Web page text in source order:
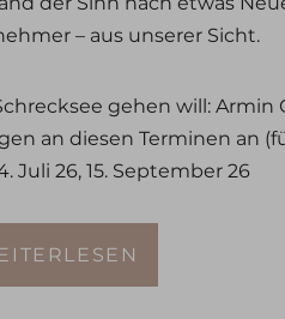
– aus unserer Sicht.
gehen will: Armin
an diesen Terminen an
Juli 26, 15. September 26